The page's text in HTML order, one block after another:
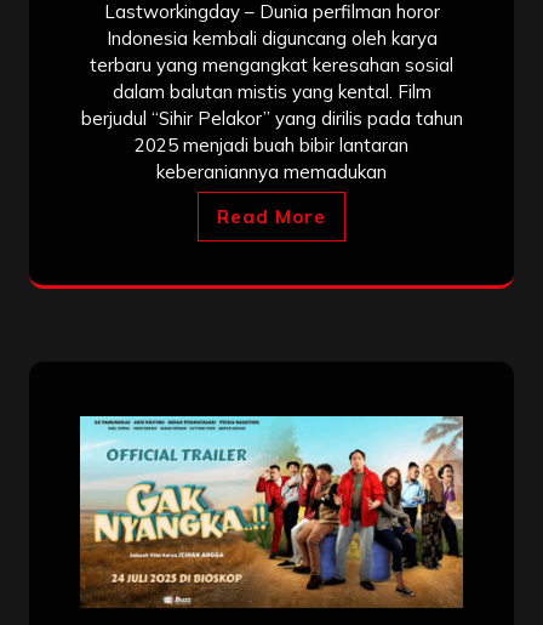
Lastworkingday – Dunia perfilman horor
Indonesia kembali diguncang oleh karya
terbaru yang mengangkat keresahan sosial
dalam balutan mistis yang kental. Film
berjudul “Sihir Pelakor” yang dirilis pada tahun
2025 menjadi buah bibir lantaran
keberaniannya memadukan
Read More